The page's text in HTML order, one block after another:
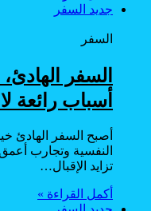
جديد السفر
السفر
أسباب رائعة
أصبح السفر الهادئ
النفسية وتجارب
تزايد الإقبال…
أكمل القراءة »